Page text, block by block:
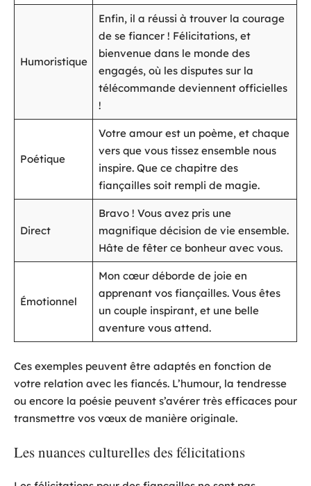
Humoristique
Enfin, il a réussi à trouver la courage
de se fiancer ! Félicitations, et
bienvenue dans le monde des
engagés, où les disputes sur la
télécommande deviennent officielles
!
Poétique
Votre amour est un poème, et chaque
vers que vous tissez ensemble nous
inspire. Que ce chapitre des
fiançailles soit rempli de magie.
Direct
Bravo ! Vous avez pris une
magnifique décision de vie ensemble.
Hâte de fêter ce bonheur avec vous.
Émotionnel
Mon cœur déborde de joie en
apprenant vos fiançailles. Vous êtes
un couple inspirant, et une belle
aventure vous attend.
Ces exemples peuvent être adaptés en fonction de
votre relation avec les fiancés. L’humour, la tendresse
ou encore la poésie peuvent s’avérer très efficaces pour
transmettre vos vœux de manière originale.
Les nuances culturelles des félicitations